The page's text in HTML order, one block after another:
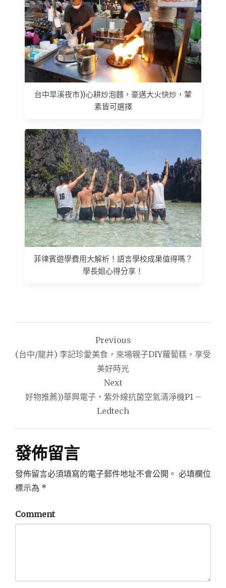
台中旱溪夜市))心耕炒泡麵，豪邁大火快炒，葷
素皆可選擇
菲律賓遊學費用大解析！語言學校成果值得嗎？
學長姐心得分享！
章
覽
Previous
(台中/龍井) 李記珍愛美食，來場親子DIY蘿蔔糕，享受
美好時光
Next
好物推薦))華興電子，紫外線抗菌空氣清淨機P1 –
Ledtech
發佈留言
發佈留言必須填寫的電子郵件地址不會公開。 必填欄位
標示為 *
Comment